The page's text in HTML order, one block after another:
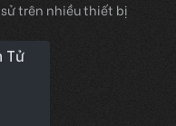
trên nhiều thiết bị
Tử